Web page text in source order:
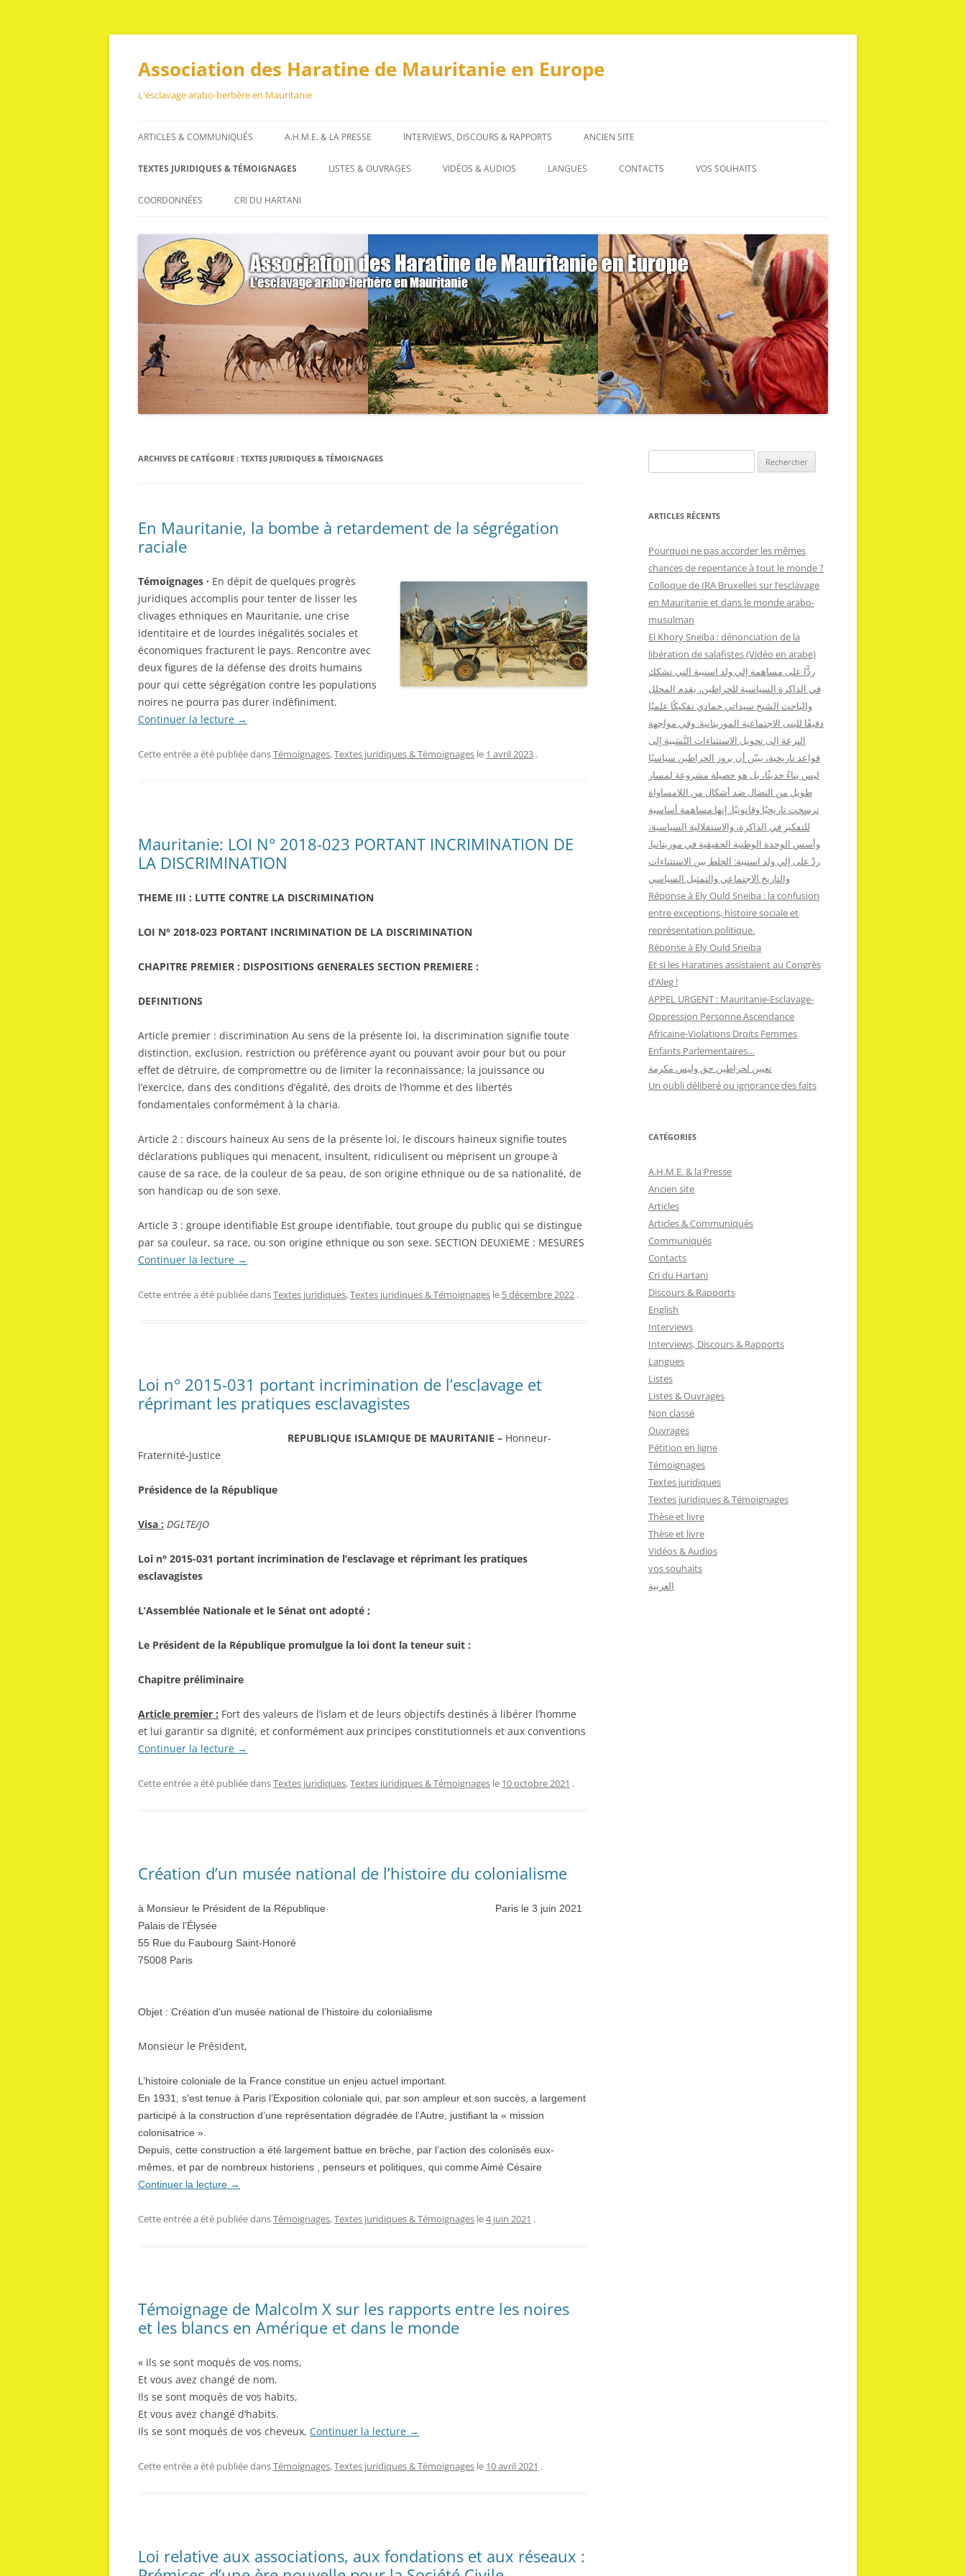
Aller
contenu
Association des Haratine de Mauritanie en Europe
L'esclavage arabo-berbère en Mauritanie
ARTICLES & COMMUNIQUÉS
ARTICLES
COMMUNIQUÉS
A.H.M.E. & LA PRESSE INTERVIEWS, DISCOURS & RAPPORTS
INTERVIEWS
ANCIEN SITE
TEXTES JURIDIQUES & TÉMOIGNAGES
TEXTES JURIDIQUES
LISTES & OUVRAGES VIDÉOS & AUDIOS LANGUES CONTACTS VOS SOUHAITS
COORDONNÉES CRI DU HARTANI
ARCHIVES DE CATÉGORIE : TEXTES JURIDIQUES & TÉMOIGNAGES
En Mauritanie, la bombe à retardement de la ségrégation
raciale
Témoignages · En dépit de quelques progrès
juridiques accomplis pour tenter de lisser les
clivages ethniques en Mauritanie, une crise
identitaire et de lourdes inégalités sociales et
économiques fracturent le pays. Rencontre avec
deux figures de la défense des droits humains
pour qui cette ségrégation contre les populations
noires ne pourra pas durer indéfiniment.
Continuer la lecture →
Cette entrée a été publiée dansTémoignages,Textes juridiques & Témoignages le 1 avril 2023 .
Mauritanie: LOI N° 2018-023 PORTANT INCRIMINATION DE
LA DISCRIMINATION
THEME III : LUTTE CONTRE LA DISCRIMINATION
LOI N° 2018-023 PORTANT INCRIMINATION DE LA DISCRIMINATION
CHAPITRE PREMIER : DISPOSITIONS GENERALES SECTION PREMIERE :
DEFINITIONS
Article premier : discrimination Au sens de la présente loi, la discrimination signifie toute
distinction, exclusion, restriction ou préférence ayant ou pouvant avoir pour but ou pour
effet de détruire, de compromettre ou de limiter la reconnaissance, la jouissance ou
l’exercice, dans des conditions d’égalité, des droits de l’homme et des libertés
fondamentales conformément à la charia.
Article 2 : discours haineux Au sens de la présente loi, le discours haineux signifie toutes
déclarations publiques qui menacent, insultent, ridiculisent ou méprisent un groupe à
cause de sa race, de la couleur de sa peau, de son origine ethnique ou de sa nationalité, de
son handicap ou de son sexe.
Article 3 : groupe identifiable Est groupe identifiable, tout groupe du public qui se distingue
par sa couleur, sa race, ou son origine ethnique ou son sexe. SECTION DEUXIEME : MESURES
Continuer la lecture →
Cette entrée a été publiée dansTextes juridiques,Textes juridiques & Témoignages le 5 décembre 2022 .
Loi n° 2015-031 portant incrimination de l’esclavage et
réprimant les pratiques esclavagistes
REPUBLIQUE ISLAMIQUE DE MAURITANIE – Honneur-
Fraternité-Justice
Présidence de la République
Visa : DGLTE/JO
Loi n° 2015-031 portant incrimination de l’esclavage et réprimant les pratiques
esclavagistes
L’Assemblée Nationale et le Sénat ont adopté ;
Le Président de la République promulgue la loi dont la teneur suit :
Chapitre préliminaire
Article premier : Fort des valeurs de l’islam et de leurs objectifs destinés à libérer l’homme
et lui garantir sa dignité, et conformément aux principes constitutionnels et aux conventions
Continuer la lecture →
Cette entrée a été publiée dansTextes juridiques,Textes juridiques & Témoignages le 10 octobre 2021 .
Création d’un musée national de l’histoire du colonialisme
à Monsieur le Président de la République Paris le 3 juin 2021
Palais de l’Élysée
55 Rue du Faubourg Saint-Honoré
75008 Paris
Objet : Création d’un musée national de l’histoire du colonialisme
Monsieur le Président,
L’histoire coloniale de la France constitue un enjeu actuel important.
En 1931, s’est tenue à Paris l’Exposition coloniale qui, par son ampleur et son succès, a largement
participé à la construction d’une représentation dégradée de l’Autre, justifiant la « mission
colonisatrice ».
Depuis, cette construction a été largement battue en brèche, par l’action des colonisés eux-
mêmes, et par de nombreux historiens , penseurs et politiques, qui comme Aimé Césaire
Continuer la lecture →
Cette entrée a été publiée dansTémoignages,Textes juridiques & Témoignages le4 juin 2021 .
Témoignage de Malcolm X sur les rapports entre les noires
et les blancs en Amérique et dans le monde
« Ils se sont moqués de vos noms,
Et vous avez changé de nom.
Ils se sont moqués de vos habits,
Et vous avez changé d’habits.
Ils se sont moqués de vos cheveux, Continuer la lecture →
Cette entrée a été publiée dansTémoignages,Textes juridiques & Témoignages le 10 avril 2021 .
Loi relative aux associations, aux fondations et aux réseaux :
e
h
r
h
:
ARTICLES RÉCENTS
Pourquoi ne pas accorder les mêmes
chances de repentance à tout le monde ?
Colloque de IRA Bruxelles sur l’esclavage
en Mauritanie et dans le monde arabo-
musulman
El Khory Sneïba : dénonciation de la
libération de salafistes (Vidéo en arabe)
ردًّا على مساهمة إلي ولد اسنيبة التي تشكك
في الذاكرة السياسية للحراطين، يقدم المحلل
والباحث الشيخ سيداتي حمادي تفكيكًا علميًا
دقيقًا للبنى الاجتماعية الموريتانية. وفي مواجهة
النزعة إلى تحويل الاستثناءات النَّسَبية إلى
قواعد تاريخية، يبيّن أن بروز الحراطين سياسيًا
ليس بناءً حديثًا، بل هو حصيلة مشروعة لمسار
طويل من النضال ضد أشكال من اللامساواة
ترسخت تاريخيًا وقانونيًا. إنها مساهمة أساسية
للتفكير في الذاكرة، والاستقلالية السياسية،
وأسس الوحدة الوطنية الحقيقية في موريتانيا.
ردّ على إلي ولد اسنيبة: الخلط بين الاستثناءات
والتاريخ الاجتماعي والتمثيل السياسي
Réponse à Ely Ould Sneiba : la confusion
entre exceptions, histoire sociale et
représentation politique.
Réponse à Ely Ould Sneiba
Et si les Haratines assistaient au Congrès
d’Aleg !
APPEL URGENT : Mauritanie-Esclavage-
Oppression Personne Ascendance
Africaine-Violations Droits Femmes
Enfants Parlementaires…
تعيين لحراطين حق وليس مكرمة
Un oubli déliberé ou ignorance des faits
CATÉGORIES
A.H.M.E. & la Presse
Ancien site
Articles
Articles & Communiqués
Communiqués
Contacts
Cri du Hartani
Discours & Rapports
English
Interviews
Interviews, Discours & Rapports
Langues
Listes
Listes & Ouvrages
Non classé
Ouvrages
Pétition en ligne
Témoignages
Textes juridiques
Textes juridiques & Témoignages
Thèse et livre
Thèse et livre
Vidéos & Audios
vos souhaits
العربية